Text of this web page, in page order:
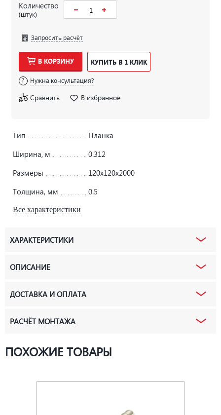
Количество
(штук)
Запросить расчёт
В КОРЗИНУ КУПИТЬ В 1 КЛИК
Нужна консультация?
Сравнить В избранное
Тип
Планка
Ширина, м
0.312
Размеры
120х120х2000
Толщина, мм
0.5
Все характеристики
ХАРАКТЕРИСТИКИ
ОПИСАНИЕ
ДОСТАВКА И ОПЛАТА
РАСЧЁТ МОНТАЖА
ПОХОЖИЕ ТОВАРЫ